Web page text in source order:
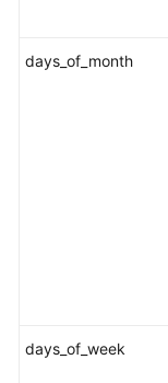
days_of_month
days_of_week